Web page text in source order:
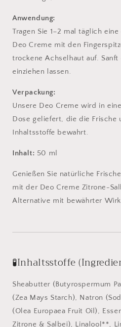
Anwendung:
Tragen Sie 1–2 mal täglich
Deo Creme mit den
trockene Achselhaut auf.
einziehen lassen.
Verpackung:
Unsere Deo Creme wird in
Dose geliefert, die die Frische
Inhaltsstoffe bewahrt.
Inhalt: 50 ml
Genießen Sie natürliche
mit der Deo Creme Zitrone-
Alternative mit bewährter
🧪Inhaltsstoffe
Sheabutter (Butyrospermum
(Zea Mays Starch), Natron
(Olea Europaea Fruit Oil),
Zitrone & Salbei), Linalool**,